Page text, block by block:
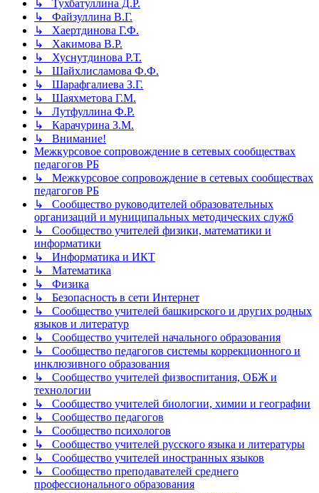
↳ Тухбатуллина Д.Р.
↳ Файзуллина В.Г.
↳ Хаертдинова Г.Ф.
↳ Хакимова В.Р.
↳ Хуснутдинова Р.Т.
↳ Шайхлисламова Ф.Ф.
↳ Шарафгалиева З.Г.
↳ Шаяхметова Г.М.
↳ Лутфуллина Ф.Р.
↳ Карачурина З.М.
↳ Внимание!
Межкурсовое сопровождение в сетевых сообществах
педагогов РБ
↳ Межкурсовое сопровождение в сетевых сообществах
педагогов РБ
↳ Сообщество руководителей образовательных
организаций и муниципальных методических служб
↳ Сообщество учителей физики, математики и
информатики
↳ Информатика и ИКТ
↳ Математика
↳ Физика
↳ Безопасность в сети Интернет
↳ Сообщество учителей башкирского и других родных
языков и литератур
↳ Сообщество учителей начального образования
↳ Сообщество педагогов системы коррекционного и
инклюзивного образования
↳ Сообщество учителей физвоспитания, ОБЖ и
технологии
↳ Сообщество учителей биологии, химии и географии
↳ Сообщество педагогов
↳ Сообщество психологов
↳ Сообщество учителей русского языка и литературы
↳ Сообщество учителей иностранных языков
↳ Сообщество преподавателей среднего
профессионального образования